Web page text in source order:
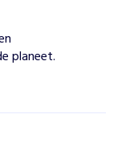
planeet.